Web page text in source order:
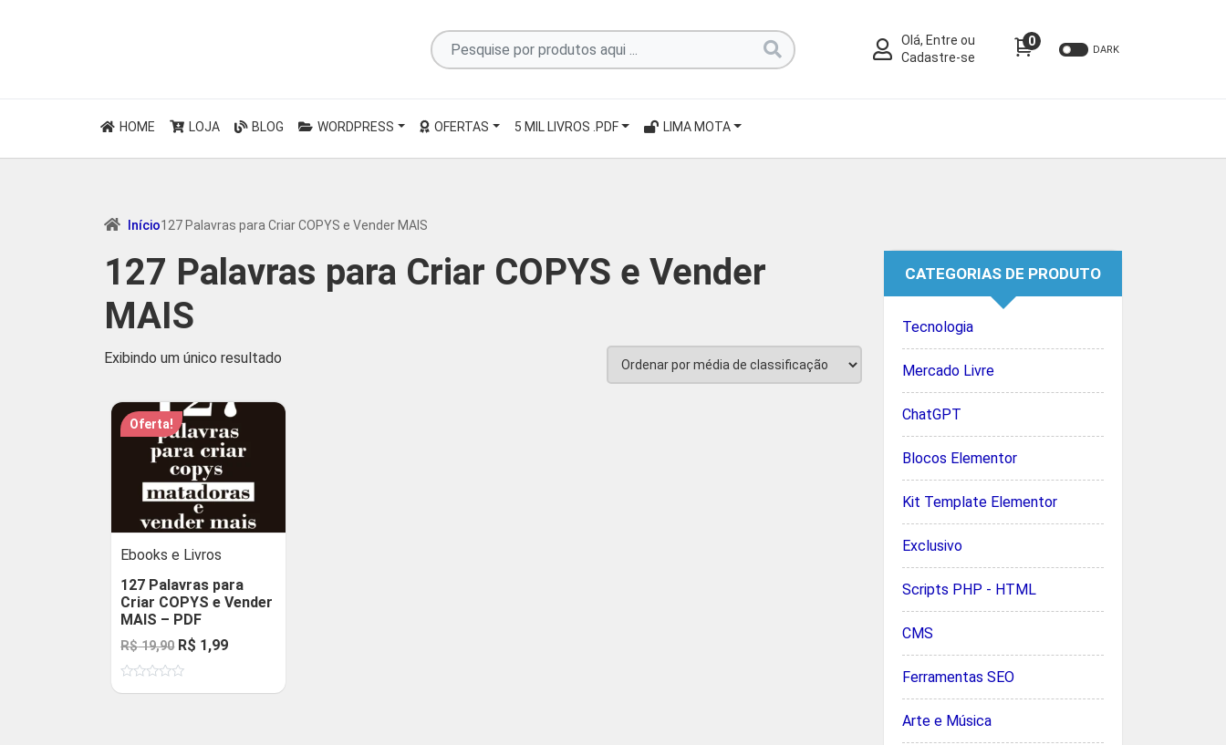
Pesquise
por
Olá, Entre ou
Cadastre-se
0
DARK
HOME LOJA BLOG WORDPRESS OFERTAS 5 MIL LIVROS .PDF LIMA MOTA
Início127 Palavras para Criar COPYS e Vender MAIS
127 Palavras para Criar COPYS e Vender
MAIS
Exibindo um único resultado
Oferta!
Ebooks e Livros
127 Palavras para
Criar COPYS e Vender
MAIS – PDF
R$19,90 O
preço
original
R$ 1,99O
atual
CATEGORIAS DE PRODUTO
Tecnologia
Mercado Livre
ChatGPT
Blocos Elementor
Kit Template Elementor
Exclusivo
Scripts PHP - HTML
CMS
Ferramentas SEO
Arte e Música